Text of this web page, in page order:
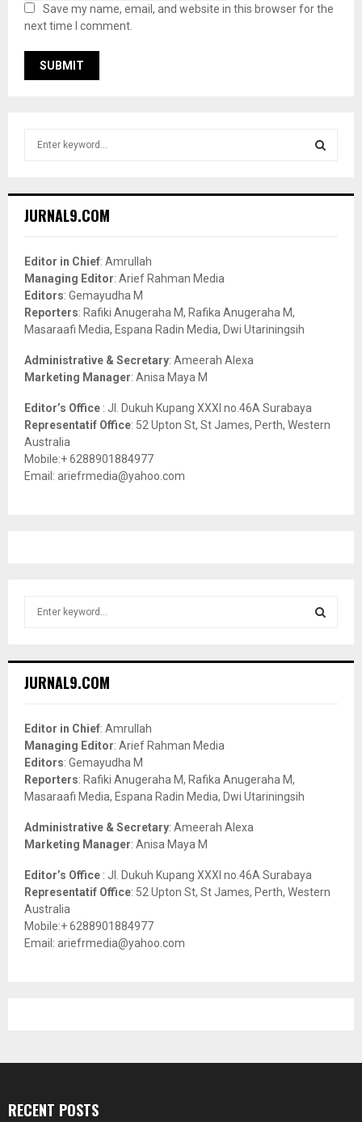
Save my name, email, and website in this browser for the
next time I comment.
h
o
r
:
JURNAL9.COM
Editor in Chief: Amrullah
Managing Editor: Arief Rahman Media
Editors: Gemayudha M
Reporters: Rafiki Anugeraha M, Rafika Anugeraha M,
Masaraafi Media, Espana Radin Media, Dwi Utariningsih
Administrative & Secretary: Ameerah Alexa
Marketing Manager: Anisa Maya M
Editor’s Office : Jl. Dukuh Kupang XXXI no.46A Surabaya
Representatif Office: 52 Upton St, St James, Perth, Western
Australia
Mobile:+ 6288901884977
Email: ariefrmedia@yahoo.com
h
o
r
:
JURNAL9.COM
Editor in Chief: Amrullah
Managing Editor: Arief Rahman Media
Editors: Gemayudha M
Reporters: Rafiki Anugeraha M, Rafika Anugeraha M,
Masaraafi Media, Espana Radin Media, Dwi Utariningsih
Administrative & Secretary: Ameerah Alexa
Marketing Manager: Anisa Maya M
Editor’s Office : Jl. Dukuh Kupang XXXI no.46A Surabaya
Representatif Office: 52 Upton St, St James, Perth, Western
Australia
Mobile:+ 6288901884977
Email: ariefrmedia@yahoo.com
RECENT POSTS